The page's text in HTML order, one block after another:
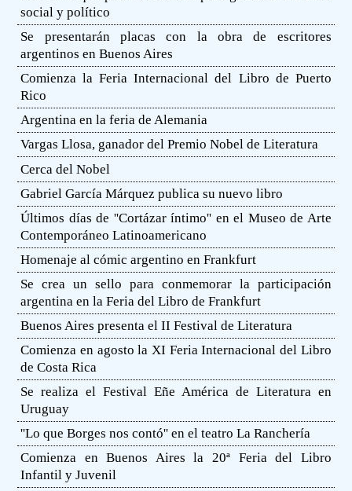
social y político
Se presentarán placas con la obra de escritores
argentinos en Buenos Aires
Comienza la Feria Internacional del Libro de Puerto
Rico
Argentina en la feria de Alemania
Vargas Llosa, ganador del Premio Nobel de Literatura
Cerca del Nobel
Gabriel García Márquez publica su nuevo libro
Últimos días de ''Cortázar íntimo'' en el Museo de Arte
Contemporáneo Latinoamericano
Homenaje al cómic argentino en Frankfurt
Se crea un sello para conmemorar la participación
argentina en la Feria del Libro de Frankfurt
Buenos Aires presenta el II Festival de Literatura
Comienza en agosto la XI Feria Internacional del Libro
de Costa Rica
Se realiza el Festival Eñe América de Literatura en
Uruguay
''Lo que Borges nos contó'' en el teatro La Ranchería
Comienza en Buenos Aires la 20ª Feria del Libro
Infantil y Juvenil